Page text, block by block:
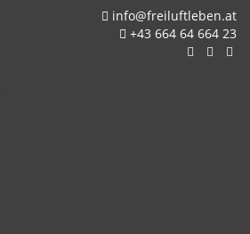
info@freiluftleben.at
+43 664 64 664 23